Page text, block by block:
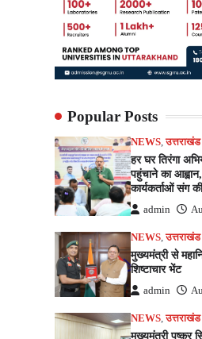
Popular Posts
NEWS,उत्तराखंड
हर घर तिरंगा
पहुंचाने का
कार्यकर्ताओं संग
admin
NEWS,उत्तराखंड
मुख्यमंत्री से
शिष्टाचार भेंट
admin
NEWS,उत्तराखंड
मुख्यमंत्री पुष्कर